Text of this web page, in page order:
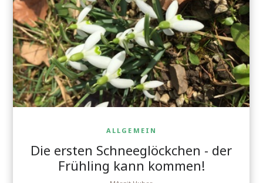
ALLGEMEIN
Die ersten Schneeglöckchen - der
Frühling kann kommen!